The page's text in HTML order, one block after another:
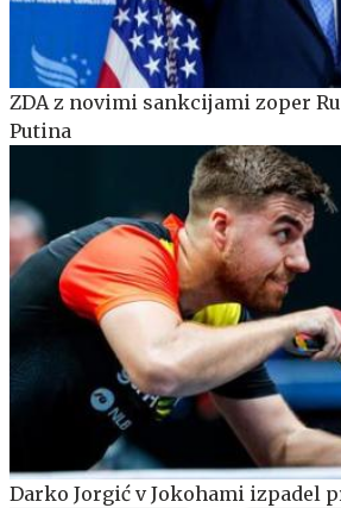
ZDA z novimi sankcijami zoper
Putina
Darko Jorgić v Jokohami izpadel